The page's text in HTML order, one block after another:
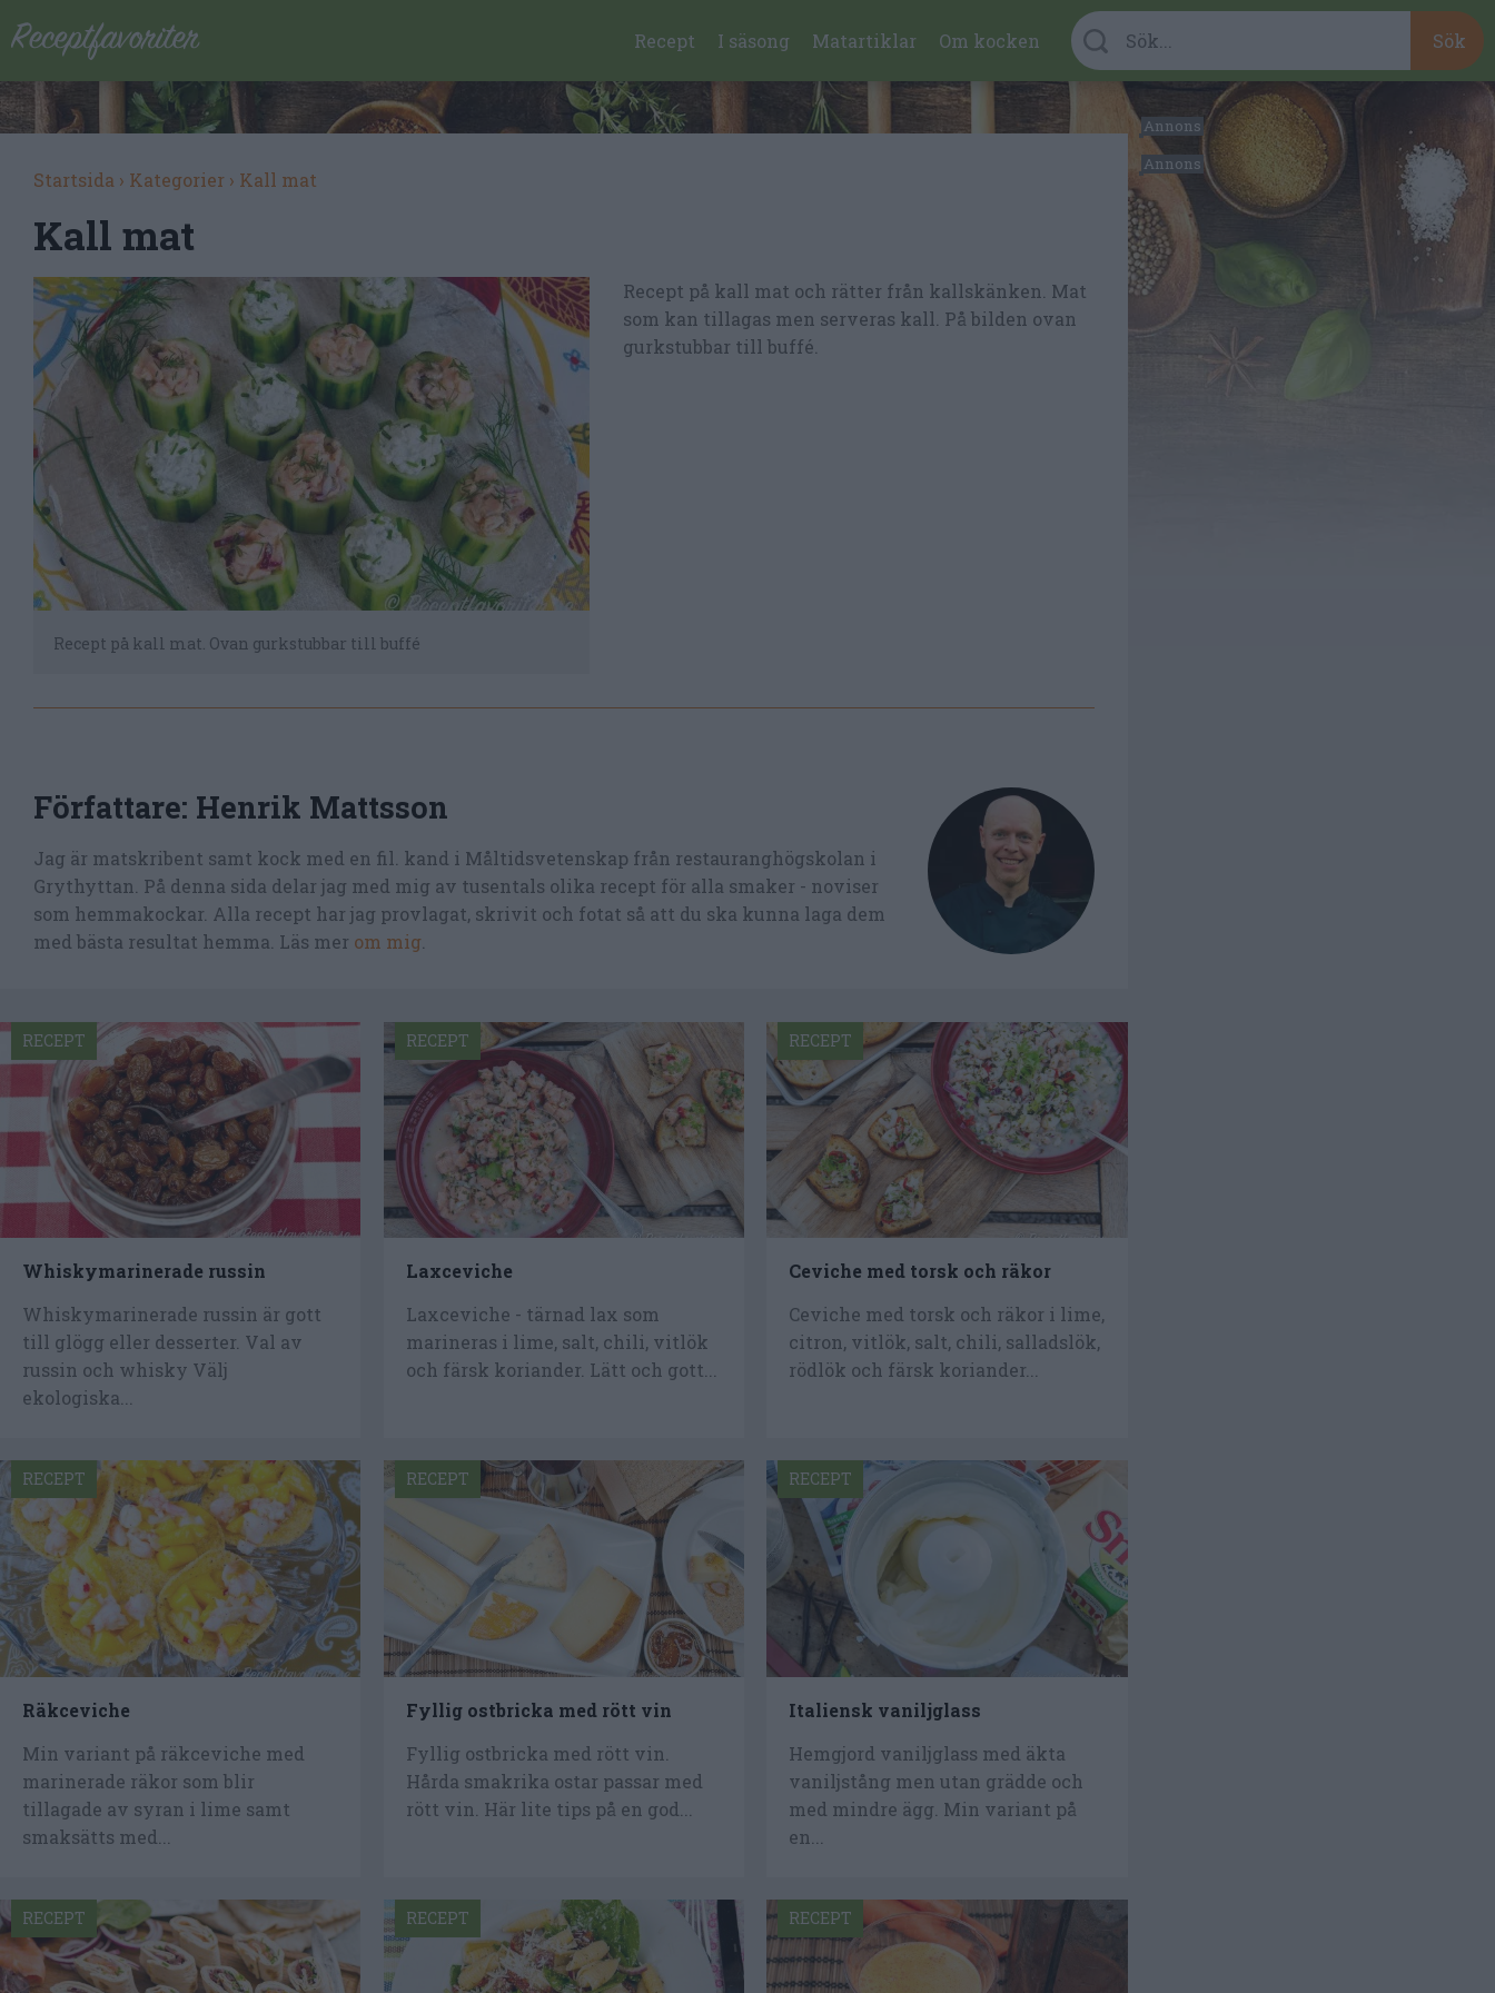
Recept I säsong Matartiklar Om kocken
Startsida › Kategorier › Kall mat
Kall mat
Recept på kall mat. Ovan gurkstubbar till buffé
Recept på kall mat och rätter från kallskänken. Mat
som kan tillagas men serveras kall. På bilden ovan
gurkstubbar till buffé.
Författare: Henrik Mattsson
Jag är matskribent samt kock med en fil. kand i Måltidsvetenskap från restauranghögskolan i
Grythyttan. På denna sida delar jag med mig av tusentals olika recept för alla smaker - noviser
som hemmakockar. Alla recept har jag provlagat, skrivit och fotat så att du ska kunna laga dem
med bästa resultat hemma. Läs mer om mig
Whiskymarinerade russin
Whiskymarinerade russin är gott
till glögg eller desserter. Val av
russin och whisky Välj
ekologiska...
RECEPT
Laxceviche
Laxceviche - tärnad lax som
marineras i lime, salt, chili, vitlök
och färsk koriander. Lätt och gott...
RECEPT
Ceviche med torsk och räkor
Ceviche med torsk och räkor i lime,
citron, vitlök, salt, chili, salladslök,
rödlök och färsk koriander...
RECEPT
Räkceviche
Min variant på räkceviche med
marinerade räkor som blir
tillagade av syran i lime samt
smaksätts med...
RECEPT
Fyllig ostbricka med rött vin
Fyllig ostbricka med rött vin.
Hårda smakrika ostar passar med
rött vin. Här lite tips på en god...
RECEPT
Italiensk vaniljglass
Hemgjord vaniljglass med äkta
vaniljstång men utan grädde och
med mindre ägg. Min variant på
en...
RECEPT
RECEPT RECEPT RECEPT